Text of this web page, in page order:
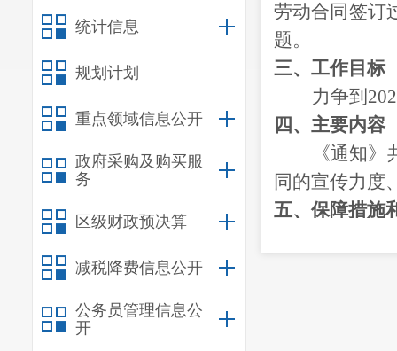
统计信息
规划计划
重点领域信息公开
政府采购及购买服
务
区级财政预决算
减税降费信息公开
公务员管理信息公
开
劳动合同签订
题。
三、工作目标
力争到 202
四 、主要内容
《通知
同的宣传力度
五、保障措施